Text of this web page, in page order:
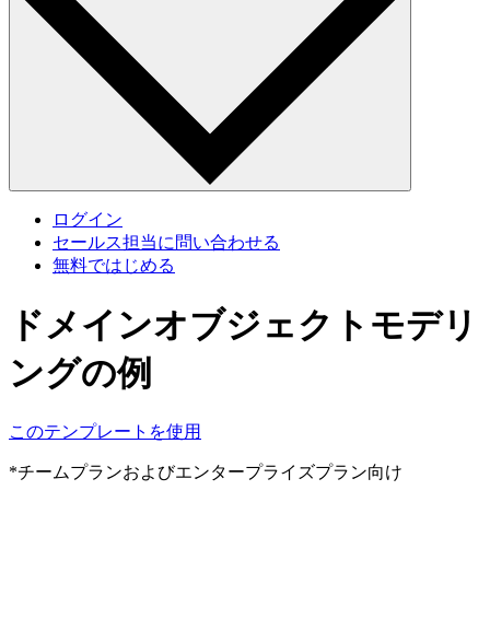
ログイン
セールス担当に問い合わせる
無料ではじめる
ドメインオブジェクトモデリ
ングの例
このテンプレートを使用
*チームプランおよびエンタープライズプラン向け